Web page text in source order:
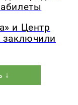
и Центр
заключили
↓